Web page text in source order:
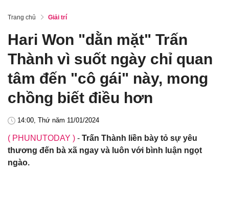
Trang chủ Giải trí
Hari Won "dằn mặt" Trấn
Thành vì suốt ngày chỉ quan
tâm đến "cô gái" này, mong
chồng biết điều hơn
14:00, Thứ năm 11/01/2024
( PHUNUTODAY ) - Trấn Thành liền bày tỏ sự yêu
thương đến bà xã ngay và luôn với bình luận ngọt
ngào.